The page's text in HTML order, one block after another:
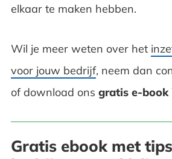
elkaar te maken hebben.
Wil je meer weten over het
voor jouw bedrijf, neem dan
of download ons gratis e-book
Gratis ebook met